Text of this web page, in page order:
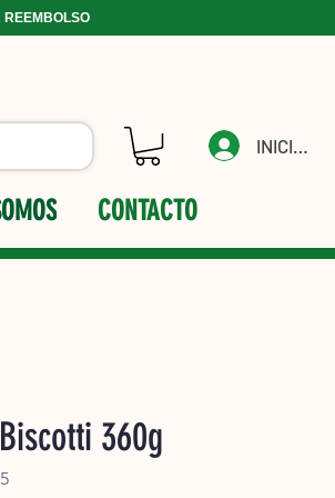
REEMBOLSO
INICIAR
CONTACTO
360g